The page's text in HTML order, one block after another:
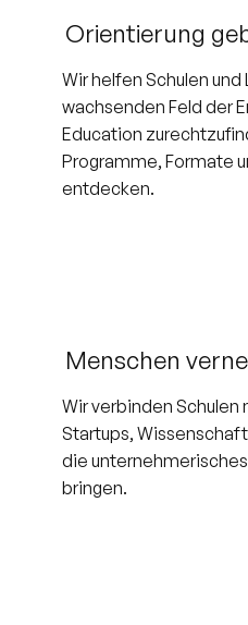
Orientierung
Wir helfen Schulen
wachsenden Feld der
Education
Programme, Formate
entdecken.
Menschen
Wir verbinden Schulen
Startups,
die
bringen.